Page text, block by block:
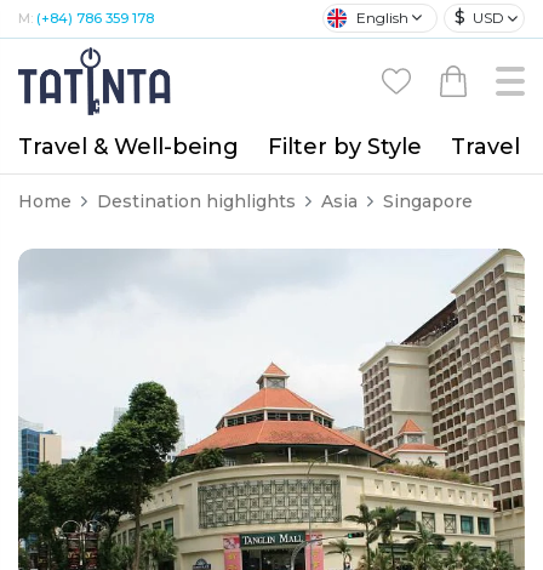
M: (+84) 786 359 178 English $ USD
Travel & Well-being Filter by Style Travel
Home Destination highlights Asia Singapore